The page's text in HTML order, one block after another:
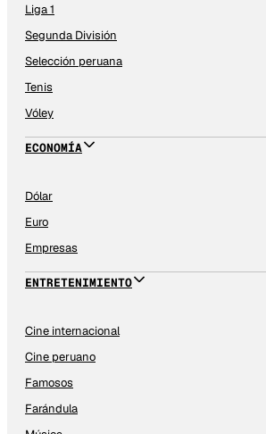
Liga 1
Segunda División
Selección peruana
Tenis
Vóley
ECONOMÍA
Dólar
Euro
Empresas
ENTRETENIMIENTO
Cine internacional
Cine peruano
Famosos
Farándula